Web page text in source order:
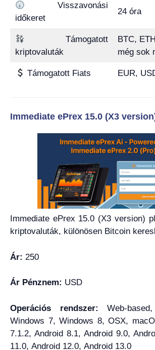
Visszavonási
időkeret
24 óra
Támogatott
kriptovaluták
BTC,
még sok
Támogatott Fiats EUR,
Immediate ePrex 15.0 (X3
Immediate ePrex 15.0 (X3 version)
kriptovaluták, különösen Bitcoin
Ár: 250
Ár Pénznem: USD
Operációs rendszer: Web-
Windows 7, Windows 8, OSX,
7.1.2, Android 8.1, Android 9.0,
11.0, Android 12.0, Android 13.0